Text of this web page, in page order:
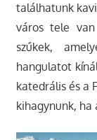
találhatunk
város tele
szűkek,
hangulatot
katedrális és a
kihagynunk, ha